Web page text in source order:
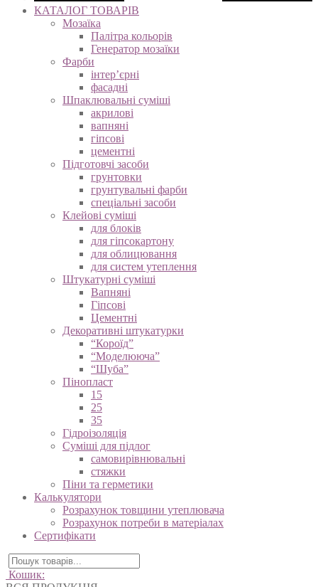
КАТАЛОГ ТОВАРІВ
Мозаїка
Палітра кольорів
Генератор мозаїки
Фарби
інтер’єрні
фасадні
Шпаклювальні суміші
акрилові
вапняні
гіпсові
цементні
Підготовчі засоби
грунтовки
грунтувальні фарби
спеціальні засоби
Клейові суміші
для блоків
для гіпсокартону
для облицювання
для систем утеплення
Штукатурні суміші
Вапняні
Гіпсові
Цементні
Декоративні штукатурки
“Короїд”
“Моделююча”
“Шуба”
Пінопласт
15
25
35
Гідроізоляція
Суміші для підлог
самовирівнювальні
стяжки
Піни та герметики
Калькулятори
Розрахунок товщини утеплювача
Розрахунок потреби в матеріалах
Сертифікати
Кошик: